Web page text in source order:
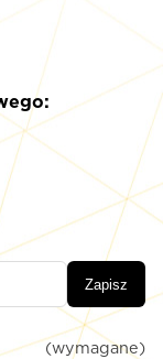
Zapisz
(wymagane)